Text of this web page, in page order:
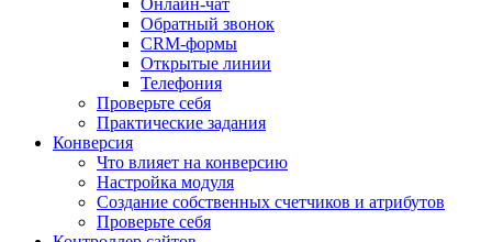
Онлайн-чат
Обратный звонок
CRM-формы
Открытые линии
Телефония
Проверьте себя
Практические задания
Конверсия
Что влияет на конверсию
Настройка модуля
Создание собственных счетчиков и атрибутов
Проверьте себя